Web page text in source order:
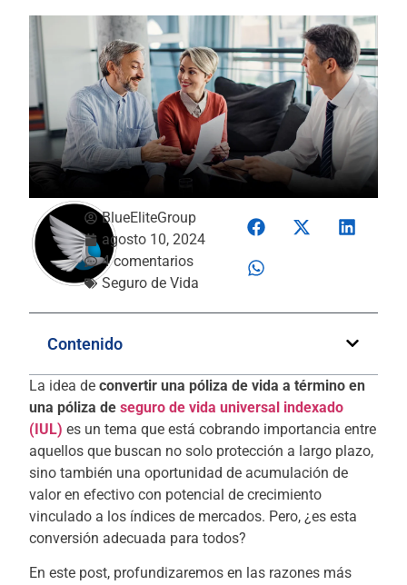
BlueEliteGroup
agosto 10, 2024
4 comentarios
Seguro de Vida
Contenido
La idea deconvertir una póliza de vida a término en
una póliza deseguro de vida universal indexado
(IUL) es un tema que está cobrando importancia entre
aquellos que buscan no solo protección a largo plazo,
sino también una oportunidad de acumulación de
valor en efectivo con potencial de crecimiento
vinculado a los índices de mercados. Pero, ¿es esta
conversión adecuada para todos?
En este post, profundizaremos en las razones más